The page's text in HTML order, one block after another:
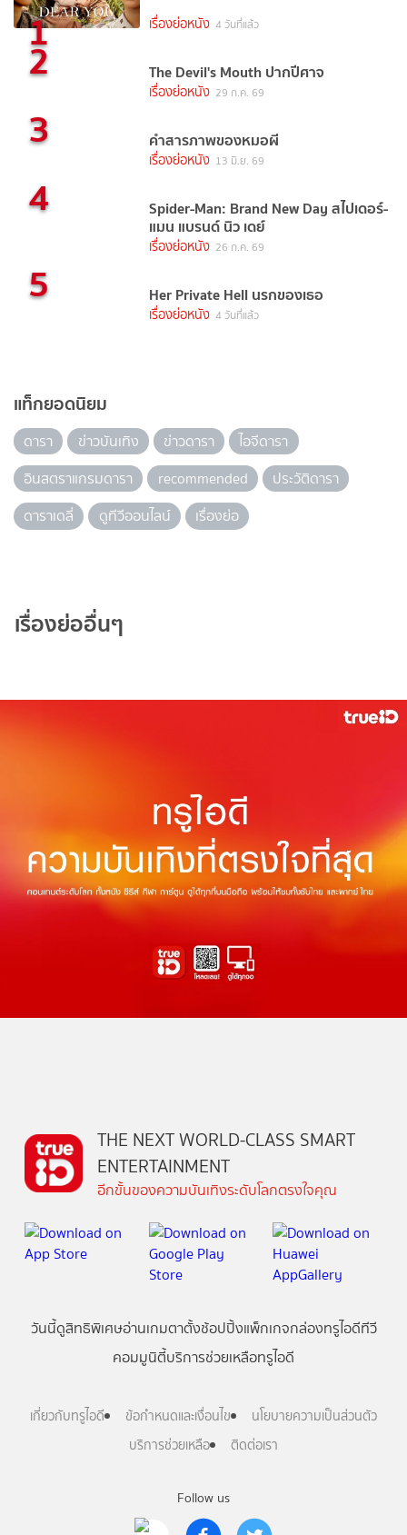
1 เรื่องย่อหนัง 4 วันที่แล้ว
2 The Devil's Mouth ปากปีศาจ
เรื่องย่อหนัง 29 ก.ค. 69
3 คำสารภาพของหมอผี
เรื่องย่อหนัง 13 มิ.ย. 69
4 Spider-Man: Brand New Day สไปเดอร์-
แมน แบรนด์ นิว เดย์
เรื่องย่อหนัง 26 ก.ค. 69
5 Her Private Hell นรกของเธอ
เรื่องย่อหนัง 4 วันที่แล้ว
แท็กยอดนิยม
ดารา ข่าวบันเทิง ข่าวดารา
ไอจีดารา
อินสตราแกรมดารา
recommended
ประวัติดารา
ดาราเดลี่
ดูทีวีออนไลน์ เรื่องย่อ
เรื่องย่ออื่นๆ
Follow us
THE NEXT WORLD-CLASS SMART
ENTERTAINMENT
อีกขั้นของความบันเทิงระดับโลกตรงใจคุณ
วันนี้ดูสิทธิพิเศษอ่านเกมตาตั้งช้อปปิ้งแพ็กเกจกล่องทรูไอดีทีวี
คอมมูนิตี้บริการช่วยเหลือทรูไอดี
เกี่ยวกับทรูไอดี ข้อกำหนดและเงื่อนไข
นโยบายความเป็นส่วนตัว
บริการช่วยเหลือ
ติดต่อเรา